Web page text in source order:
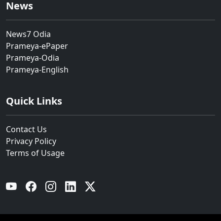
News
News7 Odia
Prameya-ePaper
Prameya-Odia
Prameya-English
Quick Links
Contact Us
Privacy Policy
Terms of Usage
YouTube Facebook Instagram Linkedin